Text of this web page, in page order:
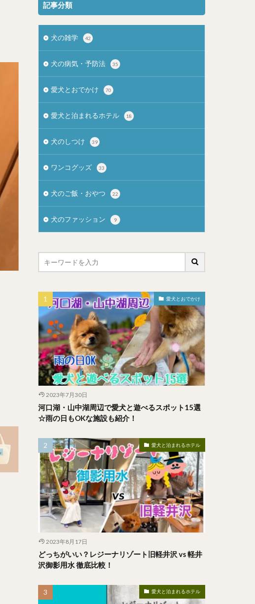
記事分類
犬の雑学 42
犬の病気・予防法 35
愛犬とおでかけ 70
愛犬と泊まれるホテル 18
犬のしつけ 39
ワンコグッズ 33
犬のご飯・おやつ 22
犬のファッション 9
愛犬とおでかけ
2023年7月30日
河口湖・山中湖周辺で愛犬と遊べるスポット15選
☆雨の日もOKな施設も紹介！
愛犬と泊まれるホテル
2023年8月17日
どっちがいい？レジーナリゾート旧軽井沢 vs 軽井
沢御影用水 徹底比較！
愛犬と泊まれるホテル